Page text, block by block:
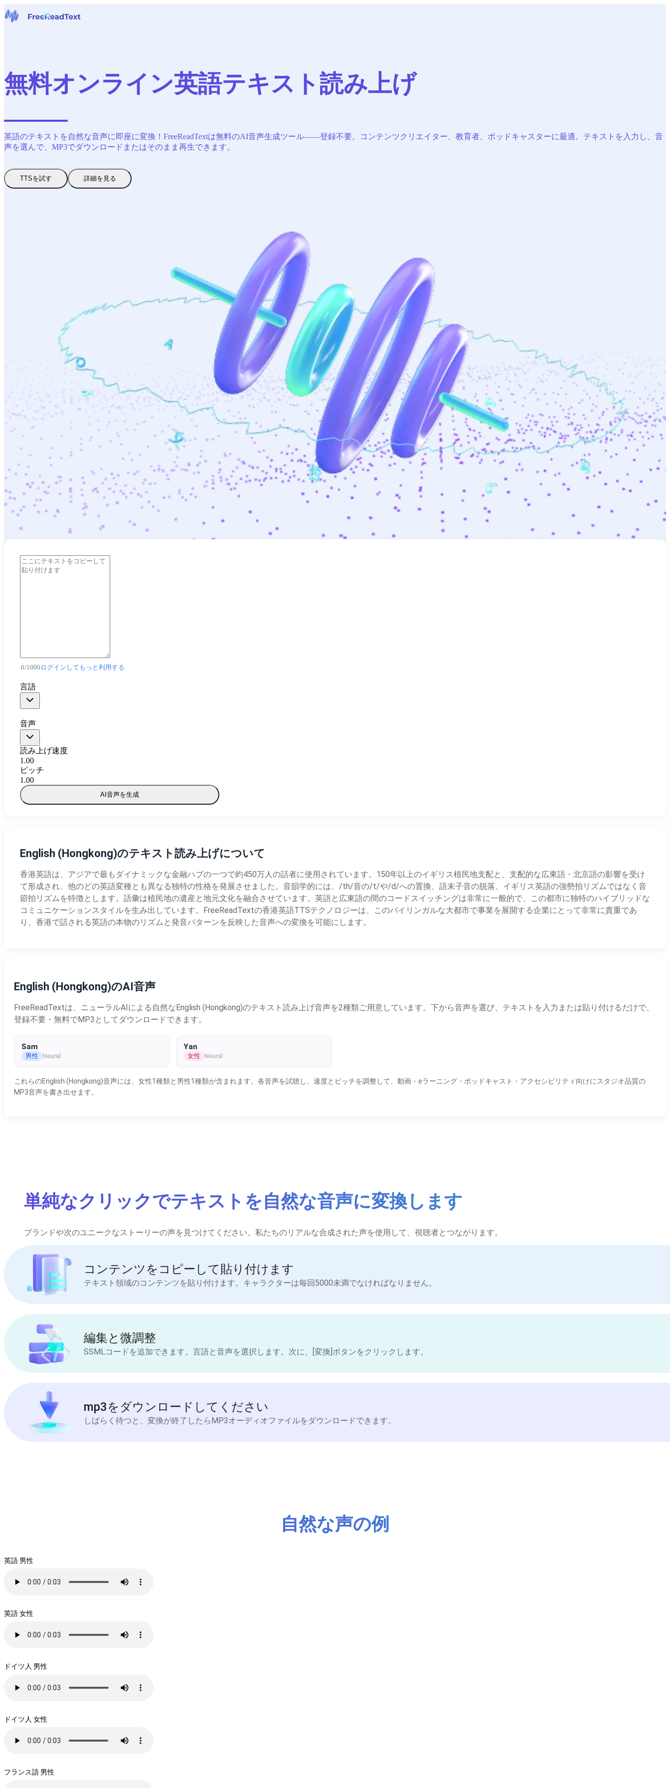
ニュース
料金
お問い合わせ
無料オンライン英語テキスト読み上げ
英語のテキストを自然な音声に即座に変換！FreeReadTextは無料のAI音声生成ツール——登録不要。コンテンツクリエイター、教育者、ポッドキャスターに最適。テキストを入力し、音
声を選んで、MP3でダウンロードまたはそのまま再生できます。
TTSを試す 詳細を見る
0/1000 ログインしてもっと利用する
言語
音声
読み上げ速度
1.00
ピッチ
1.00
AI音声を生成
English (Hongkong)のテキスト読み上げについて
香港英語は、アジアで最もダイナミックな金融ハブの一つで約450万人の話者に使用されています。150年以上のイギリス植民地支配と、支配的な広東語・北京語の影響を受け
て形成され、他のどの英語変種とも異なる独特の性格を発展させました。音韻学的には、/th/音の/t/や/d/への置換、語末子音の脱落、イギリス英語の強勢拍リズムではなく音
節拍リズムを特徴とします。語彙は植民地の遺産と地元文化を融合させています。英語と広東語の間のコードスイッチングは非常に一般的で、この都市に独特のハイブリッドな
コミュニケーションスタイルを生み出しています。FreeReadTextの香港英語TTSテクノロジーは、このバイリンガルな大都市で事業を展開する企業にとって非常に貴重であ
り、香港で話される英語の本物のリズムと発音パターンを反映した音声への変換を可能にします。
English (Hongkong)のAI音声
FreeReadTextは、ニューラルAIによる自然なEnglish (Hongkong)のテキスト読み上げ音声を2種類ご用意しています。下から音声を選び、テキストを入力または貼り付けるだけで、
登録不要・無料でMP3としてダウンロードできます。
Sam
男性 Neural
Yan
女性 Neural
これらのEnglish (Hongkong)音声には、女性1種類と男性1種類が含まれます。各音声を試聴し、速度とピッチを調整して、動画・eラーニング・ポッドキャスト・アクセシビリティ向けにスタジオ品質の
MP3音声を書き出せます。
単純なクリックでテキストを自然な音声に変換します
ブランドや次のユニークなストーリーの声を見つけてください。私たちのリアルな合成された声を使用して、視聴者とつながります。
コンテンツをコピーして貼り付けます
テキスト領域のコンテンツを貼り付けます。キャラクターは毎回5000未満でなければなりません。
編集と微調整
SSMLコードを追加できます。言語と音声を選択します。次に、[変換]ボタンをクリックします。
mp3をダウンロードしてください
しばらく待つと、変換が終了したらMP3オーディオファイルをダウンロードできます。
自然な声の例
英語 男性
英語 女性
ドイツ人 男性
ドイツ人 女性
フランス語 男性